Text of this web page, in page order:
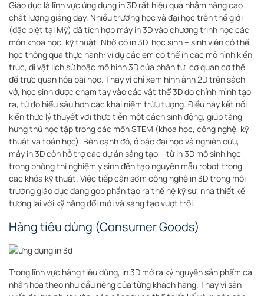
Giáo dục là lĩnh vực ứng dụng in 3D rất hiệu quả nhằm nâng cao
chất lượng giảng dạy. Nhiều trường học và đại học trên thế giới
(đặc biệt tại Mỹ) đã tích hợp máy in 3D vào chương trình học các
môn khoa học, kỹ thuật. Nhờ có in 3D, học sinh – sinh viên có thể
học thông qua thực hành: ví dụ các em có thể in các mô hình kiến
trúc, di vật lịch sử hoặc mô hình 3D của phân tử, cơ quan cơ thể
để trực quan hóa bài học. Thay vì chỉ xem hình ảnh 2D trên sách
vở, học sinh được chạm tay vào các vật thể 3D do chính mình tạo
ra, từ đó hiểu sâu hơn các khái niệm trừu tượng. Điều này kết nối
kiến thức lý thuyết với thực tiễn một cách sinh động, giúp tăng
hứng thú học tập trong các môn STEM (khoa học, công nghệ, kỹ
thuật và toán học). Bên cạnh đó, ở bậc đại học và nghiên cứu,
máy in 3D còn hỗ trợ các dự án sáng tạo – từ in 3D mô sinh học
trong phòng thí nghiệm y sinh đến tạo nguyên mẫu robot trong
các khóa kỹ thuật. Việc tiếp cận sớm công nghệ in 3D trong môi
trường giáo dục đang góp phần tạo ra thế hệ kỹ sư, nhà thiết kế
tương lai với kỹ năng đổi mới và sáng tạo vượt trội.
Hàng tiêu dùng (Consumer Goods)
Trong lĩnh vực hàng tiêu dùng, in 3D mở ra kỷ nguyên sản phẩm cá
nhân hóa theo nhu cầu riêng của từng khách hàng. Thay vì sản